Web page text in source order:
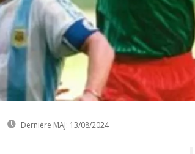
Dernière MAJ: 13/08/2024